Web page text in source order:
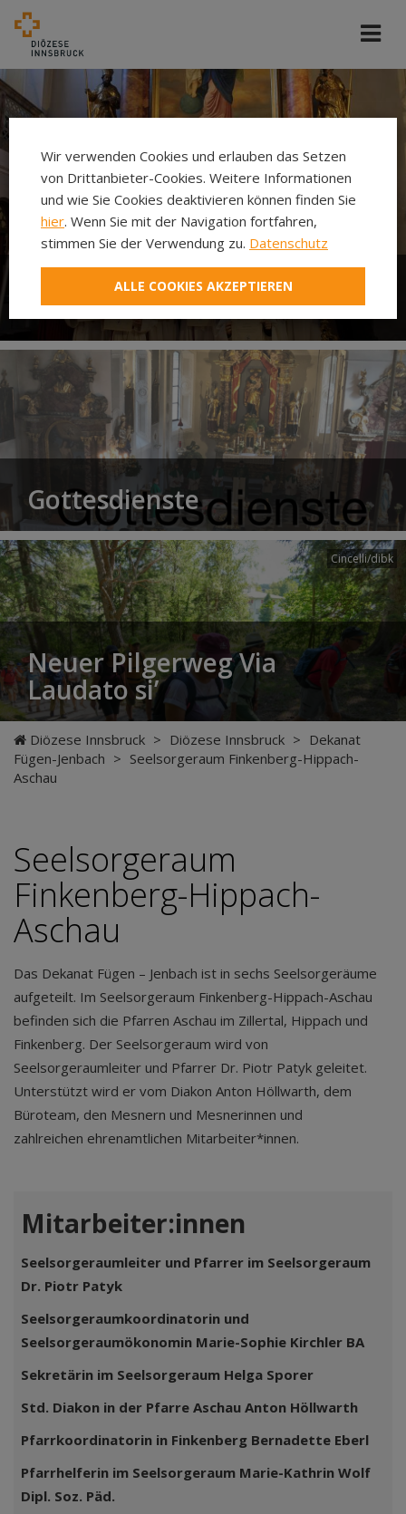
Ministrieren
Gottesdienste
Cincelli/dibk
Neuer Pilgerweg Via
Laudato si’
Diözese Innsbruck > Diözese Innsbruck > Dekanat
Fügen-Jenbach > Seelsorgeraum Finkenberg-Hippach-
Aschau
Seelsorgeraum
Finkenberg-Hippach-
Aschau
Das Dekanat Fügen – Jenbach ist in sechs Seelsorgeräume
aufgeteilt. Im Seelsorgeraum Finkenberg-Hippach-Aschau
befinden sich die Pfarren Aschau im Zillertal, Hippach und
Finkenberg. Der Seelsorgeraum wird von
Seelsorgeraumleiter und Pfarrer Dr. Piotr Patyk geleitet.
Unterstützt wird er vom Diakon Anton Höllwarth, dem
Büroteam, den Mesnern und Mesnerinnen und
zahlreichen ehrenamtlichen Mitarbeiter*innen.
Mitarbeiter:innen
Seelsorgeraumleiter und Pfarrer im Seelsorgeraum
Dr. Piotr Patyk
Seelsorgeraumkoordinatorin und
Seelsorgeraumökonomin Marie-Sophie Kirchler BA
Sekretärin im Seelsorgeraum Helga Sporer
Std. Diakon in der Pfarre Aschau Anton Höllwarth
Pfarrkoordinatorin in Finkenberg Bernadette Eberl
Pfarrhelferin im Seelsorgeraum Marie-Kathrin Wolf
Dipl. Soz. Päd.
Wir verwenden Cookies und erlauben das Setzen
von Drittanbieter-Cookies. Weitere Informationen
und wie Sie Cookies deaktivieren können finden Sie
hier. Wenn Sie mit der Navigation fortfahren,
stimmen Sie der Verwendung zu. Datenschutz
ALLE COOKIES AKZEPTIEREN